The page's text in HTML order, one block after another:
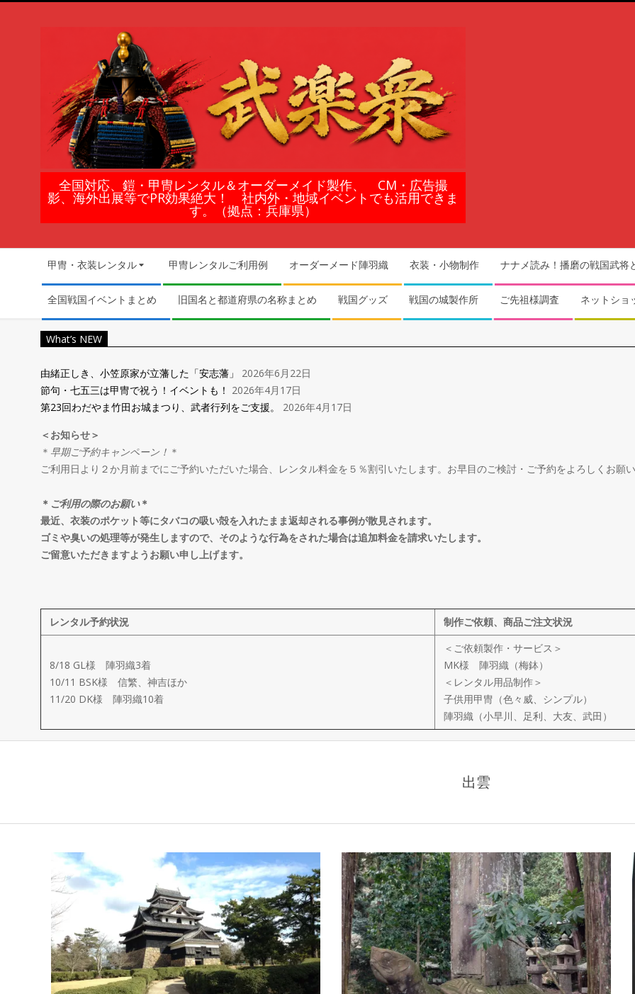
鎧
甲
冑
の
レ
ン
タ
ル
＆
オ
ー
ダ
ー
メ
イ
製
作
武
楽
衆
全国対応、鎧・甲冑レンタル＆オーダーメイド製作、 CM・広告撮
影、海外出展等でPR効果絶大！ 社内外・地域イベントでも活用できま
す。（拠点：兵庫県）
Navigation
Menu
甲冑・衣装レンタル 甲冑レンタルご利用例 オーダーメード陣羽織 衣装・小物制作 ナナメ読み！播磨の戦国武将
全国戦国イベントまとめ 旧国名と都道府県の名称まとめ 戦国グッズ 戦国の城製作所 ご先祖様調査 ネットショ
What’s NEW
由緒正しき、小笠原家が立藩した「安志藩」
2026年6月22日
節句・七五三は甲冑で祝う！イベントも！ 2026年4月17日
第23回わだやま竹田お城まつり、武者行列をご支援。
2026年4月17日
＜お知らせ＞
＊ 早期ご予約キャンペーン！ ＊
ご利用日より２か月前までにご予約いただいた場合、レンタル料金を５％割引いたします。お早目のご検討・ご予約をよろしくお願い
＊ ご利用の際のお願い＊
最近、衣装のポケット等にタバコの吸い殻を入れたまま返却される事例が散見されます。
ゴミや臭いの処理等が発生しますので、そのような行為をされた場合は追加料金を請求いたします。
ご留意いただきますようお願い申し上げます。
レンタル予約状況 制作ご依頼、商品ご注文状況
8/18 GL様 陣羽織3着
10/11 BSK様 信繁、神吉ほか
11/20 DK様 陣羽織10着
＜ご依頼製作・サービス＞
MK様 陣羽織（梅鉢）
＜レンタル用品制作＞
子供用甲冑（色々威、シンプル）
陣羽織（小早川、足利、大友、武田）
出雲